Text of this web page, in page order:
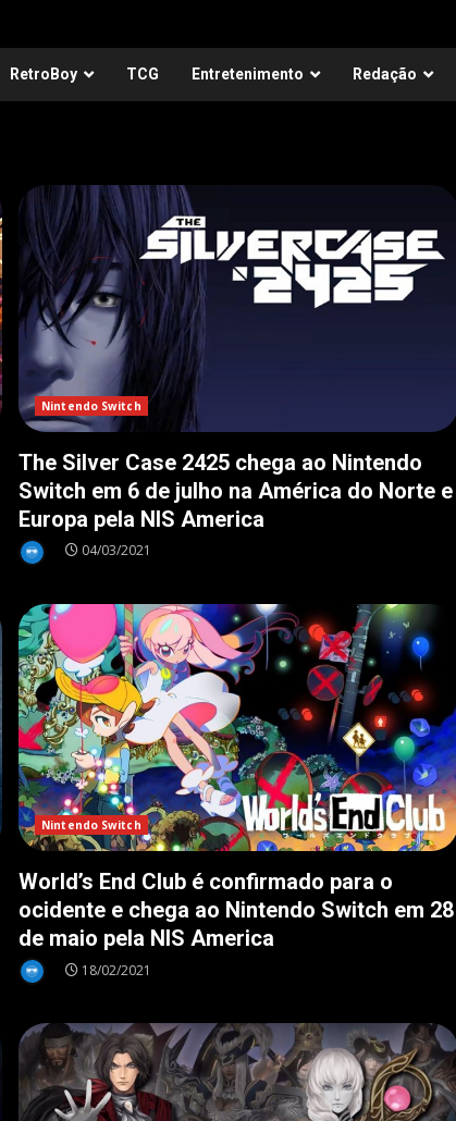
RetroBoy TCG Entretenimento Redação
Nintendo Switch
The Silver Case 2425 chega ao Nintendo
Switch em 6 de julho na América do Norte e
Europa pela NIS America
04/03/2021
Nintendo Switch
World’s End Club é confirmado para o
ocidente e chega ao Nintendo Switch em 28
de maio pela NIS America
18/02/2021